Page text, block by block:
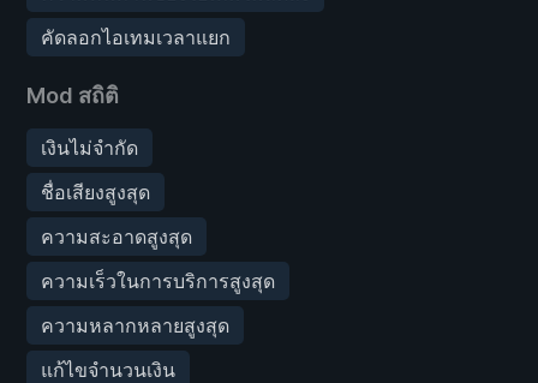
คัดลอกไอเทมเวลาแยก
Mod สถิติ
เงินไม่จำกัด
ชื่อเสียงสูงสุด
ความสะอาดสูงสุด
ความเร็วในการบริการสูงสุด
ความหลากหลายสูงสุด
แก้ไขจำนวนเงิน